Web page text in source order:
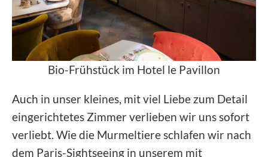
Bio-Frühstück im Hotel le Pavillon
Auch in unser kleines, mit viel Liebe zum Detail
eingerichtetes Zimmer verlieben wir uns sofort
verliebt. Wie die Murmeltiere schlafen wir nach
dem Paris-Sightseeing in unserem mit